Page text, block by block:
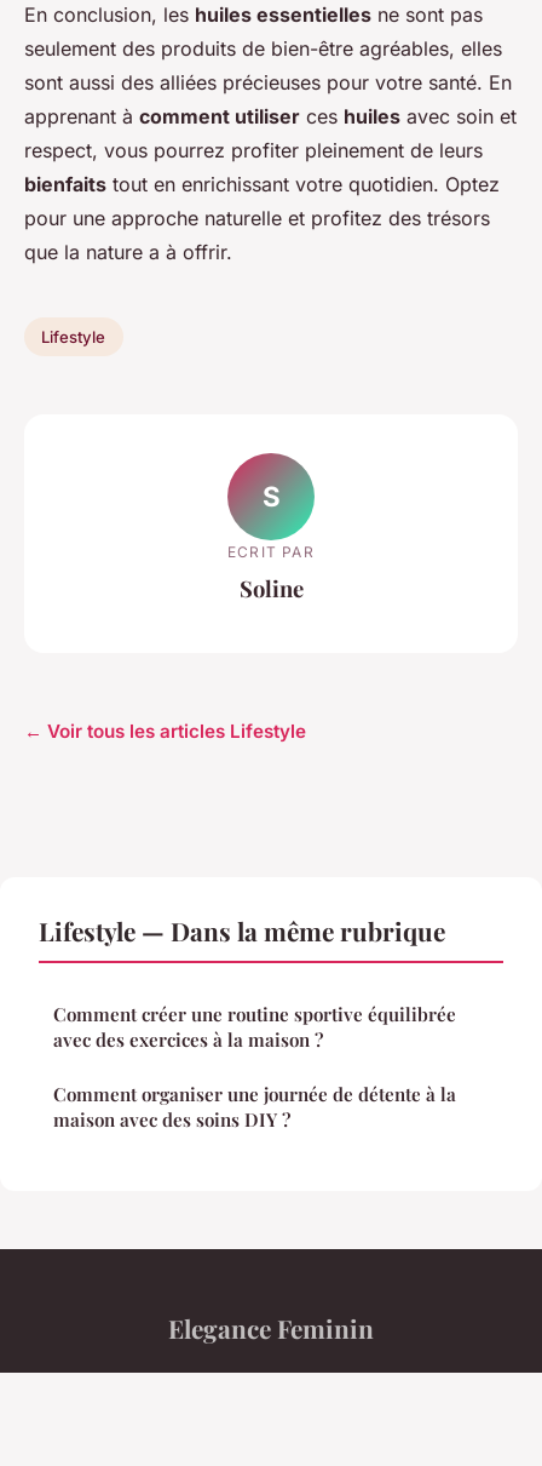
En conclusion, les huiles essentielles ne sont pas
seulement des produits de bien-être agréables, elles
sont aussi des alliées précieuses pour votre santé. En
apprenant à comment utiliser ces huiles avec soin et
respect, vous pourrez profiter pleinement de leurs
bienfaits tout en enrichissant votre quotidien. Optez
pour une approche naturelle et profitez des trésors
que la nature a à offrir.
Lifestyle
S
ECRIT PAR
Soline
← Voir tous les articles Lifestyle
Lifestyle — Dans la même rubrique
Comment créer une routine sportive équilibrée
avec des exercices à la maison ?
Comment organiser une journée de détente à la
maison avec des soins DIY ?
Elegance Feminin